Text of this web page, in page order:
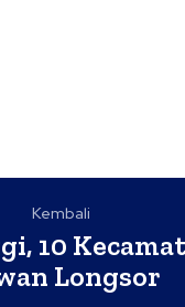
Kembali
10
Longsor